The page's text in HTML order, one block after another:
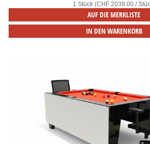
1 Stück (CHF 2039.00 /
AUF DIE MERKLISTE
IN DEN WARENKORB